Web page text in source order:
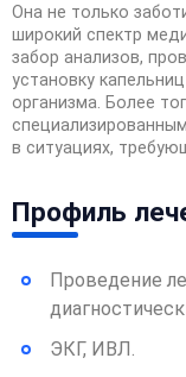
Она не только
широкий спектр
забор анализов,
установку
организма. Более
в ситуациях,
Профиль
Проведение
ЭКГ, ИВЛ.